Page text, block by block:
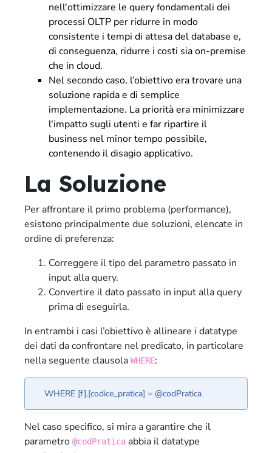
nell'ottimizzare le query fondamentali dei
processi OLTP per ridurre in modo
consistente i tempi di attesa del database e,
di conseguenza, ridurre i costi sia on-premise
che in cloud.
Nel secondo caso, l’obiettivo era trovare una
soluzione rapida e di semplice
implementazione. La priorità era minimizzare
l'impatto sugli utenti e far ripartire il
business nel minor tempo possibile,
contenendo il disagio applicativo.
La Soluzione
Per affrontare il primo problema (performance),
esistono principalmente due soluzioni, elencate in
ordine di preferenza:
Correggere il tipo del parametro passato in
input alla query.
Convertire il dato passato in input alla query
prima di eseguirla.
In entrambi i casi l’obiettivo è allineare i datatype
dei dati da confrontare nel predicato, in particolare
nella seguente clausola WHERE:
WHERE [f].[codice_pratica] = @codPratica
Nel caso specifico, si mira a garantire che il
parametro @codPratica abbia il datatype